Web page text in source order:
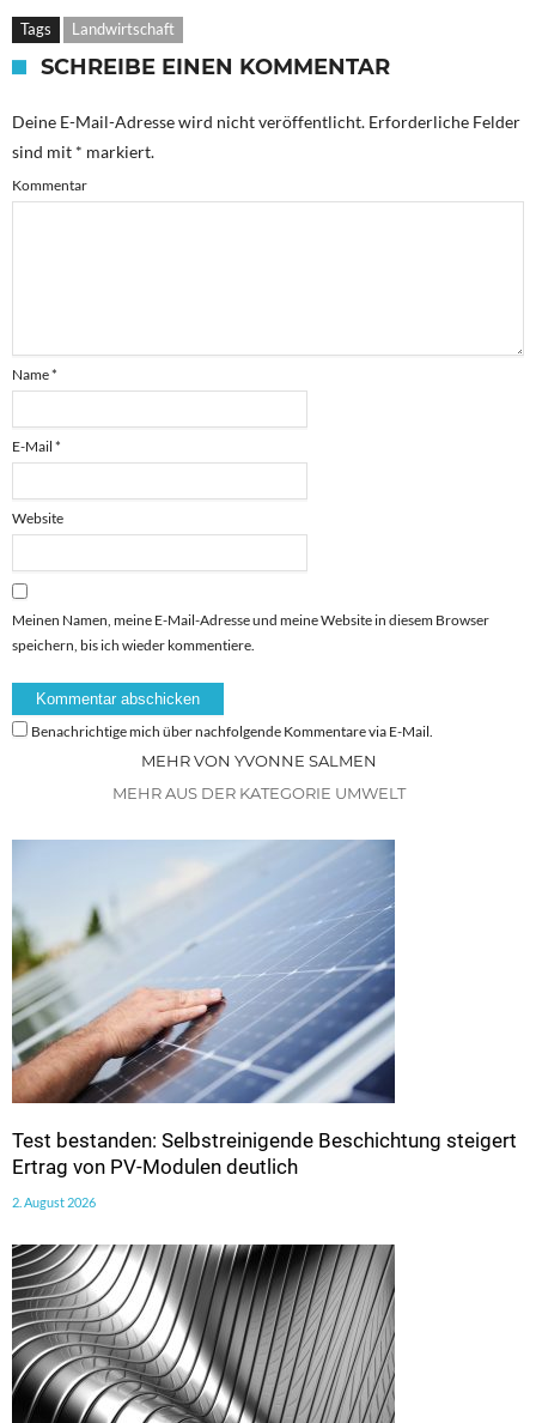
Tags Landwirtschaft
SCHREIBE EINEN KOMMENTAR
Deine E-Mail-Adresse wird nicht veröffentlicht. Erforderliche Felder
sind mit * markiert.
Kommentar
Name*
E-Mail *
Website
Meinen Namen, meine E-Mail-Adresse und meine Website in diesem Browser
speichern, bis ich wieder kommentiere.
Benachrichtige mich über nachfolgende Kommentare via E-Mail.
MEHR VON YVONNE SALMEN
MEHR AUS DER KATEGORIE UMWELT
Test bestanden: Selbstreinigende Beschichtung steigert
Ertrag von PV-Modulen deutlich
2. August 2026